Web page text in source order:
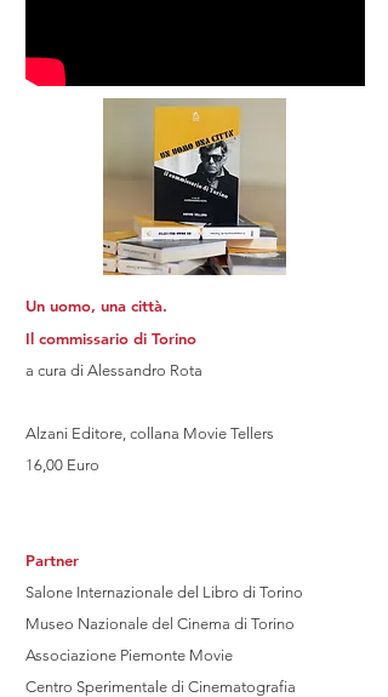
Un uomo, una città.
Il commissario di Torino
a cura di Alessandro Rota
Alzani Editore, collana Movie Tellers
16,00 Euro
Partner
Salone Internazionale del Libro di Torino
Museo Nazionale del Cinema di Torino
Associazione Piemonte Movie
Centro Sperimentale di Cinematografia